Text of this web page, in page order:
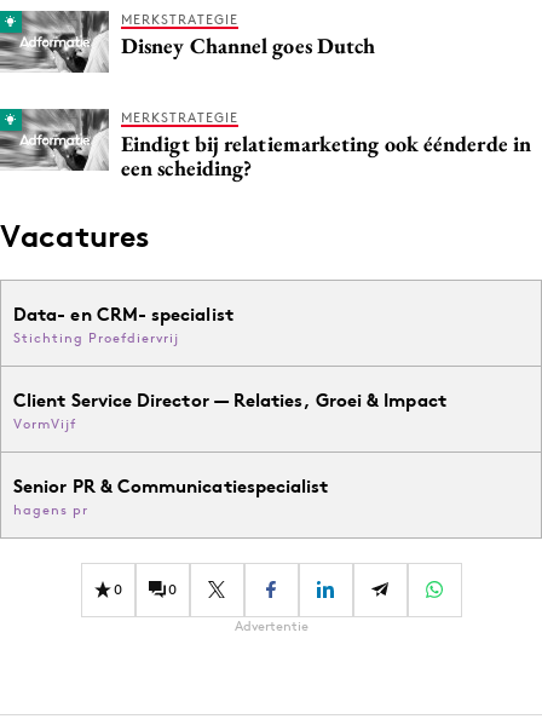
MERKSTRATEGIE
Disney Channel goes Dutch
MERKSTRATEGIE
Eindigt bij relatiemarketing ook éénderde in
een scheiding?
Vacatures
Data- en CRM- specialist
Stichting Proefdiervrij
Client Service Director — Relaties, Groei & Impact
VormVijf
Senior PR & Communicatiespecialist
hagens pr
0 0
Advertentie